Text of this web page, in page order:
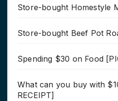
Store-bought Homestyle
Store-bought Beef Pot
Spending $30 on Food
What can you buy with
RECEIPT]